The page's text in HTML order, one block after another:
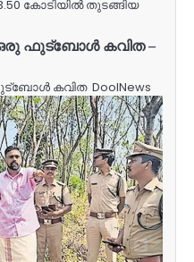
കോടിയിൽ തുടങ്ങിയ
ഒരു ഫുട്ബോള്‍ കവിത –
കവിത DoolNews